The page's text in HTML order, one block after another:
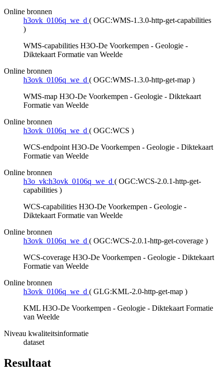
Online bronnen
h3ovk_0106q_we_d ( OGC:WMS-1.3.0-http-get-capabilities
)
WMS-capabilities H3O-De Voorkempen - Geologie -
Diktekaart Formatie van Weelde
Online bronnen
h3ovk_0106q_we_d ( OGC:WMS-1.3.0-http-get-map )
WMS-map H3O-De Voorkempen - Geologie - Diktekaart
Formatie van Weelde
Online bronnen
h3ovk_0106q_we_d ( OGC:WCS )
WCS-endpoint H3O-De Voorkempen - Geologie - Diktekaart
Formatie van Weelde
Online bronnen
h3o_vk:h3ovk_0106q_we_d ( OGC:WCS-2.0.1-http-get-
capabilities )
WCS-capabilities H3O-De Voorkempen - Geologie -
Diktekaart Formatie van Weelde
Online bronnen
h3ovk_0106q_we_d ( OGC:WCS-2.0.1-http-get-coverage )
WCS-coverage H3O-De Voorkempen - Geologie - Diktekaart
Formatie van Weelde
Online bronnen
h3ovk_0106q_we_d ( GLG:KML-2.0-http-get-map )
KML H3O-De Voorkempen - Geologie - Diktekaart Formatie
van Weelde
Niveau kwaliteitsinformatie
dataset
Resultaat